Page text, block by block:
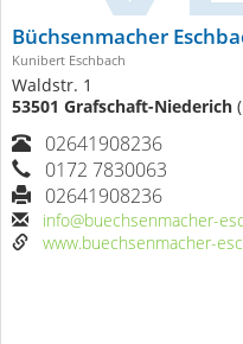
Büchsenmacher
Kunibert Eschbach
Waldstr. 1
53501 Grafschaft-Niederich
02641908236
0172 7830063
02641908236
info@buechsenmacher-
www.buechsenmacher-